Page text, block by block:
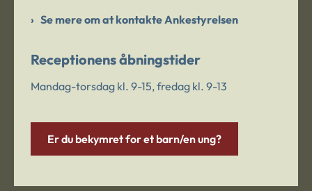
Se mere om at kontakte Ankestyrelsen
Receptionens åbningstider
Mandag-torsdag kl. 9-15, fredag kl. 9-13
Er du bekymret for et barn/en ung?